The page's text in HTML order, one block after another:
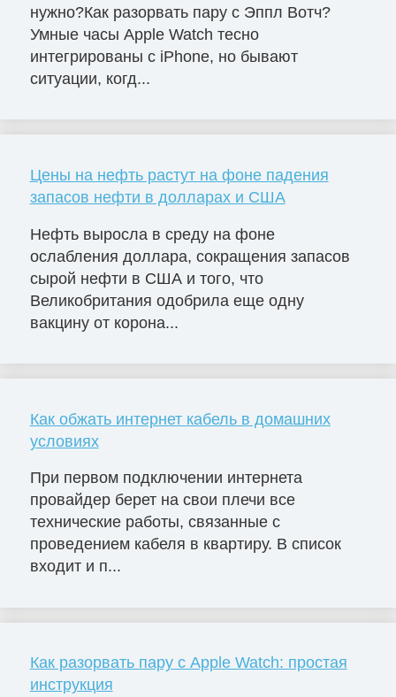
нужно?Как разорвать пару с Эппл Вотч?
Умные часы Apple Watch тесно
интегрированы с iPhone, но бывают
ситуации, когд...
Цены на нефть растут на фоне падения
запасов нефти в долларах и США
Нефть выросла в среду на фоне
ослабления доллара, сокращения запасов
сырой нефти в США и того, что
Великобритания одобрила еще одну
вакцину от корона...
Как обжать интернет кабель в домашних
условиях
При первом подключении интернета
провайдер берет на свои плечи все
технические работы, связанные с
проведением кабеля в квартиру. В список
входит и п...
Как разорвать пару с Apple Watch: простая
инструкция